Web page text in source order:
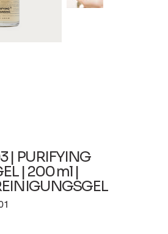
| PURIFYING
| 200 ml |